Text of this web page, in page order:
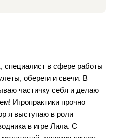
специалист в сфере работы
обереги и свечи. В
частичку себя и делаю
Игропрактики прочно
я выступаю в роли
в игре Лила. С